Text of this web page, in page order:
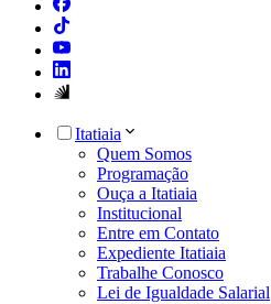
Itatiaia
Quem Somos
Programação
Ouça a Itatiaia
Institucional
Entre em Contato
Expediente Itatiaia
Trabalhe Conosco
Lei de Igualdade Salarial